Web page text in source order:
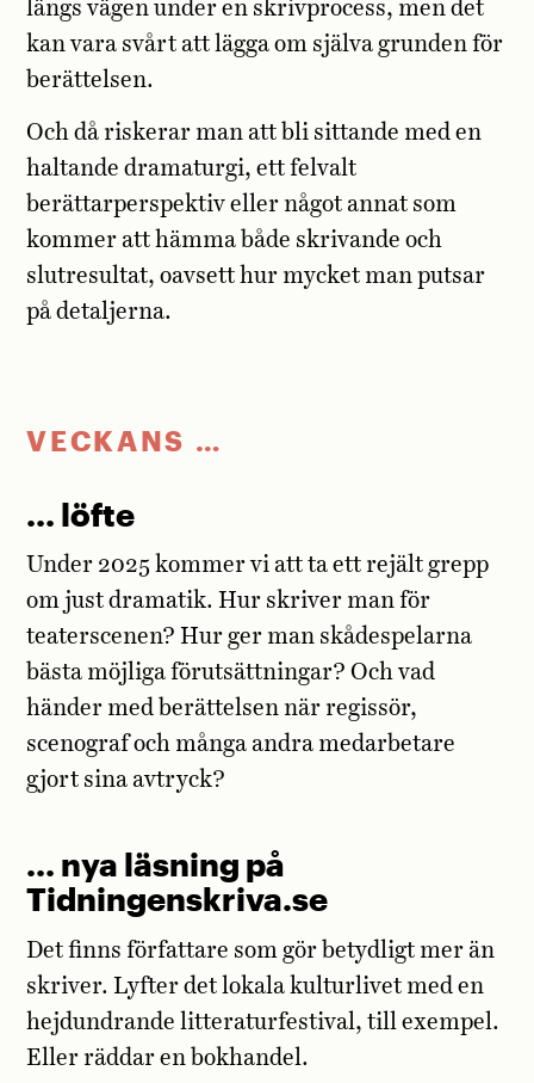
längs vägen under en skrivprocess, men det
kan vara svårt att lägga om själva grunden för
berättelsen.
Och då riskerar man att bli sittande med en
haltande dramaturgi, ett felvalt
berättarperspektiv eller något annat som
kommer att hämma både skrivande och
slutresultat, oavsett hur mycket man putsar
på detaljerna.
VECKANS …
… löfte
Under 2025 kommer vi att ta ett rejält grepp
om just dramatik. Hur skriver man för
teaterscenen? Hur ger man skådespelarna
bästa möjliga förutsättningar? Och vad
händer med berättelsen när regissör,
scenograf och många andra medarbetare
gjort sina avtryck?
… nya läsning på
Tidningenskriva.se
Det finns författare som gör betydligt mer än
skriver. Lyfter det lokala kulturlivet med en
hejdundrande litteraturfestival, till exempel.
Eller räddar en bokhandel.